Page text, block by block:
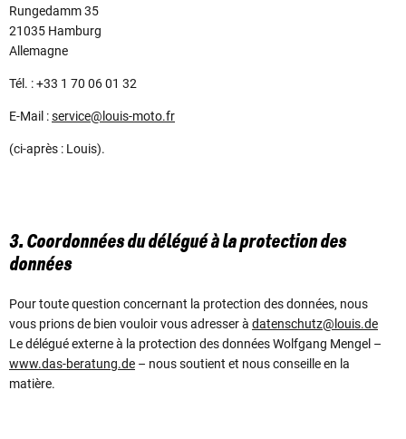
Rungedamm 35
21035 Hamburg
Allemagne
Tél. : +33 1 70 06 01 32
E-Mail :service@louis-moto.fr
(ci-après : Louis).
3. Coordonnées du délégué à la protection des
données
Pour toute question concernant la protection des données, nous
vous prions de bien vouloir vous adresser à datenschutz@louis.de
Le délégué externe à la protection des données Wolfgang Mengel –
www.das-beratung.de – nous soutient et nous conseille en la
matière.